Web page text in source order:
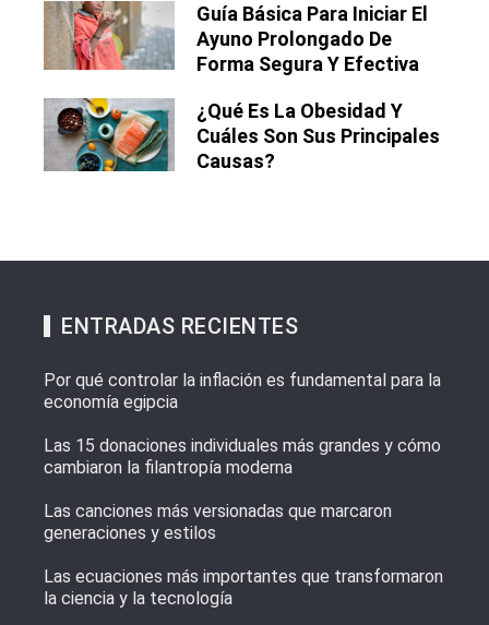
Guía Básica Para Iniciar El
Ayuno Prolongado De
Forma Segura Y Efectiva
¿Qué Es La Obesidad Y
Cuáles Son Sus Principales
Causas?
ENTRADAS RECIENTES
Por qué controlar la inflación es fundamental para la
economía egipcia
Las 15 donaciones individuales más grandes y cómo
cambiaron la filantropía moderna
Las canciones más versionadas que marcaron
generaciones y estilos
Las ecuaciones más importantes que transformaron
la ciencia y la tecnología